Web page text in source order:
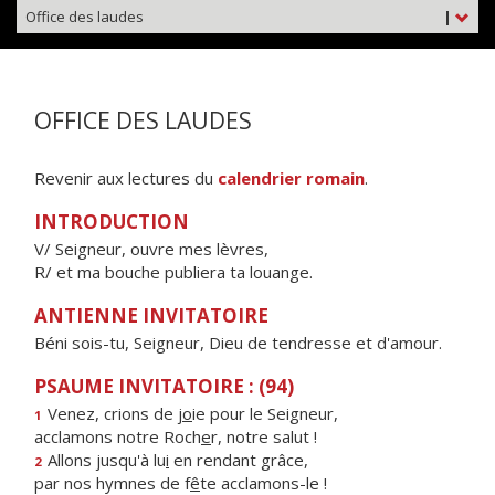
|
Office des laudes
OFFICE DES LAUDES
Revenir aux lectures du calendrier romain.
INTRODUCTION
V/ Seigneur, ouvre mes lèvres,
R/ et ma bouche publiera ta louange.
ANTIENNE INVITATOIRE
Béni sois-tu, Seigneur, Dieu de tendresse et d'amour.
PSAUME INVITATOIRE : (94)
1 Venez, crions de joie pour le Seigneur,
acclamons notre Rocher, notre salut !
2 Allons jusqu'à lui en rendant grâce,
par nos hymnes de fête acclamons-le !